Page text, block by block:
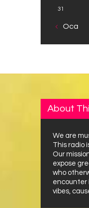
31
« Oca
About
We are
This radio
Our
expose
who
encounter
vibes,